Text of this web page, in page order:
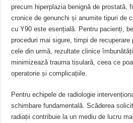
precum hiperplazia benignă de prostată,
cronice de genunchi și anumite tipuri de
cu Y90 este esențială. Pentru pacienți,
proceduri mai sigure, timpi de
cele din urmă, rezultate clinice
minimizează trauma tisulară, ceea ce
operatorie și complicațiile.
Pentru echipele de radiologie
schimbare fundamentală. Scăderea
radiații contribuie la un mediu de lucru